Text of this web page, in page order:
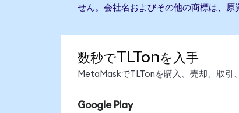
せん。会社名およびその他の商標は、原
数秒でTLTonを入手
MetaMaskでTLTonを購入、売却、取引
Google Play